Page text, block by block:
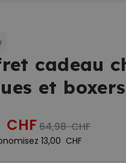
en
exemplaires
vendus
avec
plus de 2.200
exemplaires
vendus
cadeau
et boxers
CHF64,98 CHF
13,00 CHF